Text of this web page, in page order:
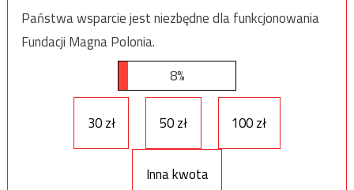
Państwa wsparcie jest niezbędne dla funkcjonowania
Fundacji Magna Polonia.
8%
30 zł 50 zł 100 zł
Inna kwota